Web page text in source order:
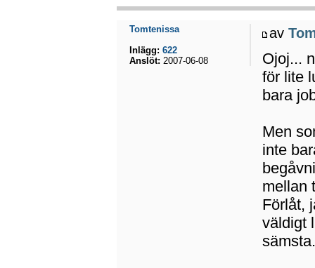
av
Ojoj...
för lite
bara
Men
inte
mellan
Förlåt,
väldigt
Tomtenissa
Inlägg: 622
Anslöt: 2007-06-08